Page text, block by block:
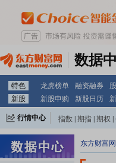
数据
特色 龙虎榜单 融资融券
新股
新股申购 新股日历
行情中心 指数 期指 期权
东方财富网